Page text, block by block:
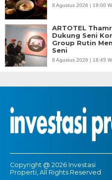
8 Agustus 2026 | 19:00
ARTOTEL
Dukung Seni
Group Rutin
Seni
8 Agustus 2026 | 18:45
Copyright @ 2026 Investasi
Properti, All Rights Reserved